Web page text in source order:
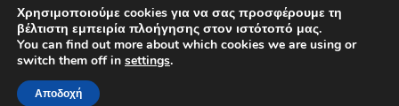
397
Πνευματικά δικαιώματα ©2026
Λευκοσιδηρουργία. Με την επιφύλαξη παντός δικαιώματος.
Δημιουργήθηκε από την
Χρησιμοποιούμε cookies για να σας προσφέρουμε τη
βέλτιστη εμπειρία πλοήγησης στον ιστότοπό μας.
You can find out more about which cookies we are using or
switch them off in settings.
Αποδοχή